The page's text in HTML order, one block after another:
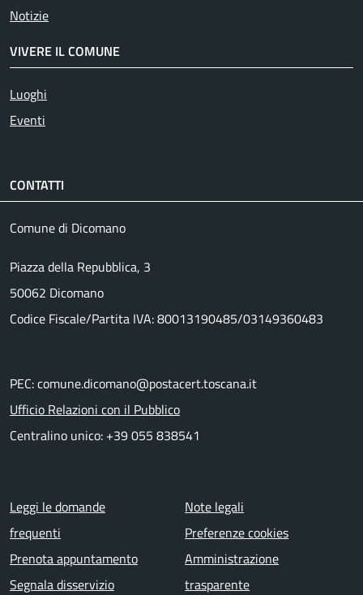
Notizie
VIVERE IL COMUNE
Luoghi
Eventi
CONTATTI
Comune di Dicomano
Piazza della Repubblica, 3
50062 Dicomano
Codice Fiscale/Partita IVA: 80013190485/03149360483
PEC: comune.dicomano@postacert.toscana.it
Ufficio Relazioni con il Pubblico
Centralino unico: +39 055 838541
Menu piè di pagina
Leggi le domande
frequenti
Prenota appuntamento
Segnala disservizio
Note legali
Preferenze cookies
Amministrazione
trasparente